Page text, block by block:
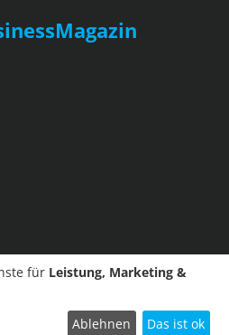
für Leistung, Marketing &
Ablehnen Das ist ok